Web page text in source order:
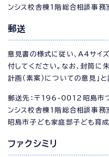
ンシス校舎棟1階総合相談事務
郵送
意見書の様式に従い、A4サイ
付してください。なお、封筒に
計画（素案）についての意見」
郵送先：〒196-0012昭島市
ンシス校舎棟1階総合相談事務
昭島市子ども家庭部子ども育
ファクシミリ